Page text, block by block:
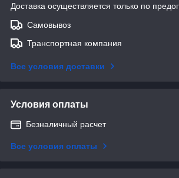
Доставка осуществляется только по
Самовывоз
Транспортная компания
Все условия доставки
Условия оплаты
Безналичный расчет
Все условия оплаты